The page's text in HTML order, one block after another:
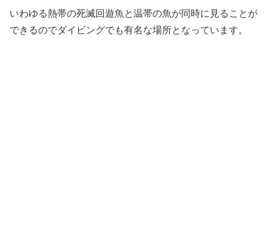
いわゆる熱帯の死滅回遊魚と温帯の魚が同時に見ることが
できるのでダイビングでも有名な場所となっています。